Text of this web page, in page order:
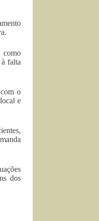
como
falta
o
e
dos